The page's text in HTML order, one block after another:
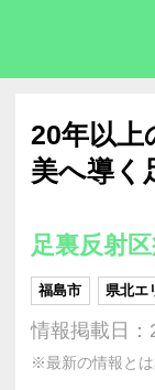
20年以上
美へ導く
足裏反射
福島市 県北エ
情報掲載日
※最新の情報とは